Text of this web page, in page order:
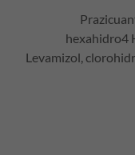
hexahidro4
Levamizol,